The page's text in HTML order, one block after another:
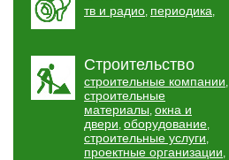
тв и радио, периодика,
Строительство
строительные компании,
строительные
материалы, окна и
двери, оборудование,
строительные услуги,
проектные организации,